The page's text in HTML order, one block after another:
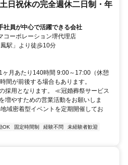
日祝休の完全週休二日制・年
社員が中心で活躍できる会社
ーポレーション堺代理店
駅」より徒歩10分
月あたり140時間 9:00～17:00（休憩
間が前後する場合もあります。
採用となります。 ≪冠婚葬祭サービス
増やすための営業活動をお願いしま
域密着型イベントを定期開催してお
OK 固定時間制 経験不問
未経験者歓迎